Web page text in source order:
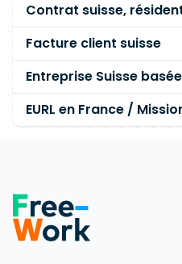
Contrat suisse,
Facture client suisse
Entreprise Suisse
EURL en France /